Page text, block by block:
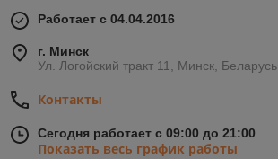
Работает с 04.04.2016
г. Минск
Ул. Логойский тракт 11, Минск, Беларусь
Контакты
Сегодня работает с 09:00 до 21:00
Показать весь график работы